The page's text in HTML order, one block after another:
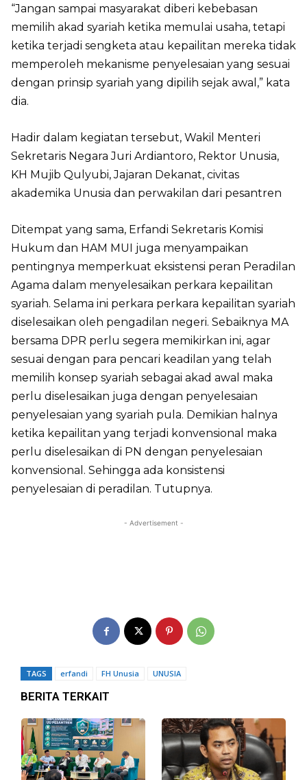
“Jangan sampai masyarakat diberi kebebasan
memilih akad syariah ketika memulai usaha, tetapi
ketika terjadi sengketa atau kepailitan mereka tidak
memperoleh mekanisme penyelesaian yang sesuai
dengan prinsip syariah yang dipilih sejak awal,” kata
dia.
Hadir dalam kegiatan tersebut, Wakil Menteri
Sekretaris Negara Juri Ardiantoro, Rektor Unusia,
KH Mujib Qulyubi, Jajaran Dekanat, civitas
akademika Unusia dan perwakilan dari pesantren
Ditempat yang sama, Erfandi Sekretaris Komisi
Hukum dan HAM MUI juga menyampaikan
pentingnya memperkuat eksistensi peran Peradilan
Agama dalam menyelesaikan perkara kepailitan
syariah. Selama ini perkara perkara kepailitan syariah
diselesaikan oleh pengadilan negeri. Sebaiknya MA
bersama DPR perlu segera memikirkan ini, agar
sesuai dengan para pencari keadilan yang telah
memilih konsep syariah sebagai akad awal maka
perlu diselesaikan juga dengan penyelesaian
penyelesaian yang syariah pula. Demikian halnya
ketika kepailitan yang terjadi konvensional maka
perlu diselesaikan di PN dengan penyelesaian
konvensional. Sehingga ada konsistensi
penyelesaian di peradilan. Tutupnya.
- Advertisement -
TAGS erfandi FH Unusia UNUSIA
BERITA TERKAIT